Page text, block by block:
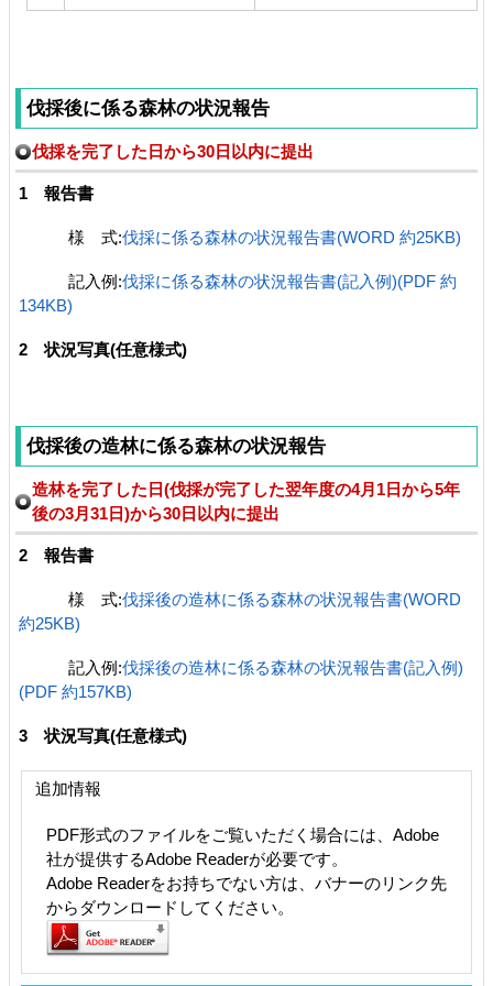
伐採後に係る森林の状況報告
伐採を完了した日から30日以内に提出
1 報告書
様 式:伐採に係る森林の状況報告書(WORD 約25KB)
記入例:伐採に係る森林の状況報告書(記入例)(PDF 約
134KB)
2 状況写真(任意様式)
伐採後の造林に係る森林の状況報告
造林を完了した日(伐採が完了した翌年度の4月1日から5年
後の3月31日)から30日以内に提出
2 報告書
様 式:伐採後の造林に係る森林の状況報告書(WORD
約25KB)
記入例:伐採後の造林に係る森林の状況報告書(記入例)
(PDF 約157KB)
3 状況写真(任意様式)
追加情報
PDF形式のファイルをご覧いただく場合には、Adobe
社が提供するAdobe Readerが必要です。
Adobe Readerをお持ちでない方は、バナーのリンク先
からダウンロードしてください。